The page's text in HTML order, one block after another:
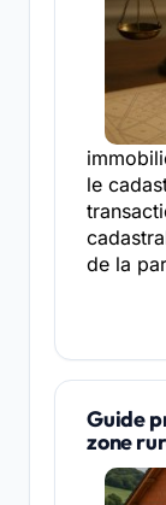
le
de la
Guide
zone